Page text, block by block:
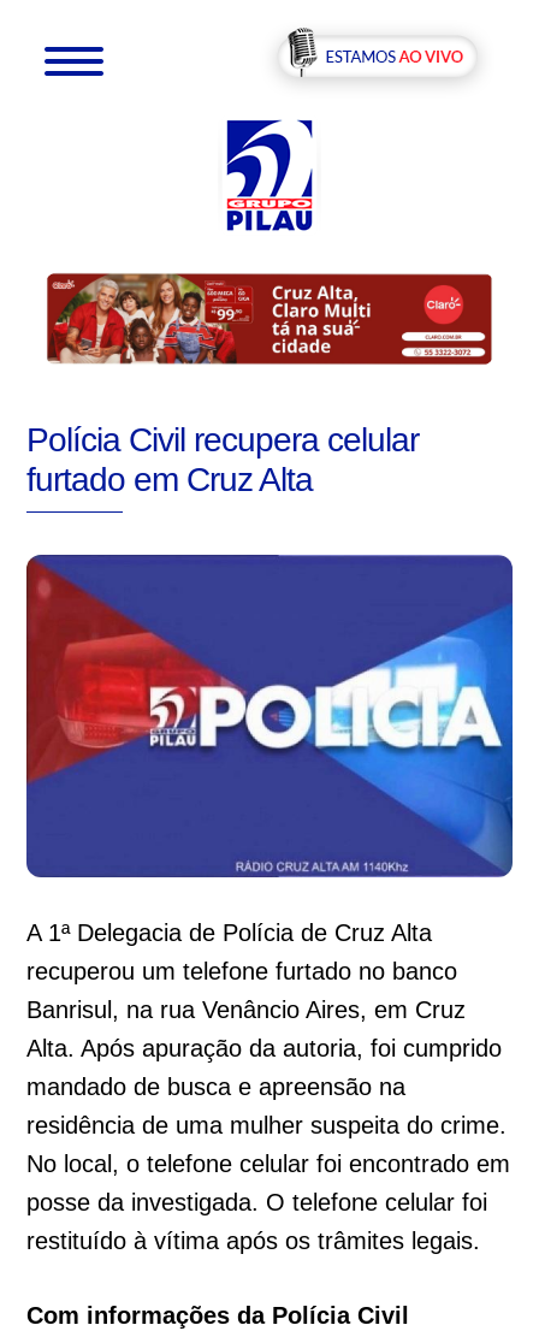
Polícia Civil recupera celular
furtado em Cruz Alta
A 1ª Delegacia de Polícia de Cruz Alta
recuperou um telefone furtado no banco
Banrisul, na rua Venâncio Aires, em Cruz
Alta. Após apuração da autoria, foi cumprido
mandado de busca e apreensão na
residência de uma mulher suspeita do crime.
No local, o telefone celular foi encontrado em
posse da investigada. O telefone celular foi
restituído à vítima após os trâmites legais.
Com informações da Polícia Civil